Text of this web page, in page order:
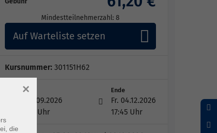
Mindestteilnehmerzahl: 8
Auf Warteliste setzen
Kursnummer: 301151H62
Start
Fr. 11.09.2026
16:30 Uhr
Ende
Fr. 04.12.2026
17:45 Uhr
die
×